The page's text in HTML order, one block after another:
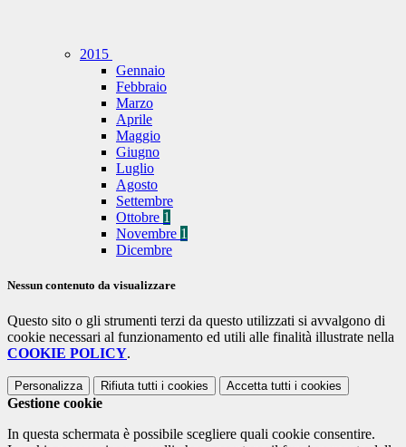
2015
Gennaio
Febbraio
Marzo
Aprile
Maggio
Giugno
Luglio
Agosto
Settembre
Ottobre 1
Novembre 1
Dicembre
Nessun contenuto da visualizzare
Questo sito o gli strumenti terzi da questo utilizzati si avvalgono di
cookie necessari al funzionamento ed utili alle finalità illustrate nella
COOKIE POLICY.
Personalizza Rifiuta tutti i cookies Accetta tutti i cookies
Gestione cookie
In questa schermata è possibile scegliere quali cookie consentire.